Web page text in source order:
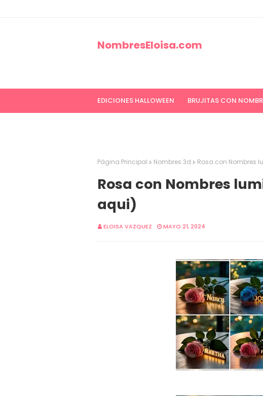
NombresEloisa.com
EDICIONES HALLOWEEN BRUJITAS CON
Página Principal Nombres 3d Rosa con Nombres
Rosa con Nombres
aqui)
ELOISA VAZQUEZ MAYO 21, 2024